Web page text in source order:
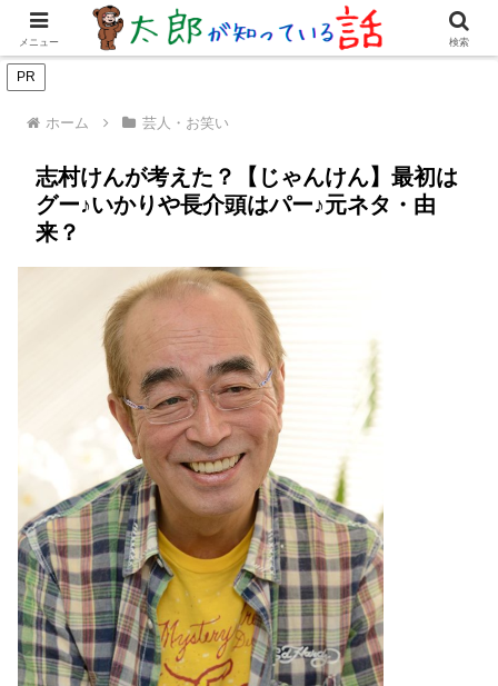
女優・俳優 有名人 youtuber 歌手・グループ ドラマ・
PR
ホーム 芸人・お笑い
志村けんが考えた？【じゃんけん】最初は
グー♪いかりや長介頭はパー♪元ネタ・由
来？
メニュー 検索